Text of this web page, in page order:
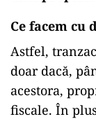
Ce facem cu
Astfel,
doar dacă,
acestora,
fiscale. În